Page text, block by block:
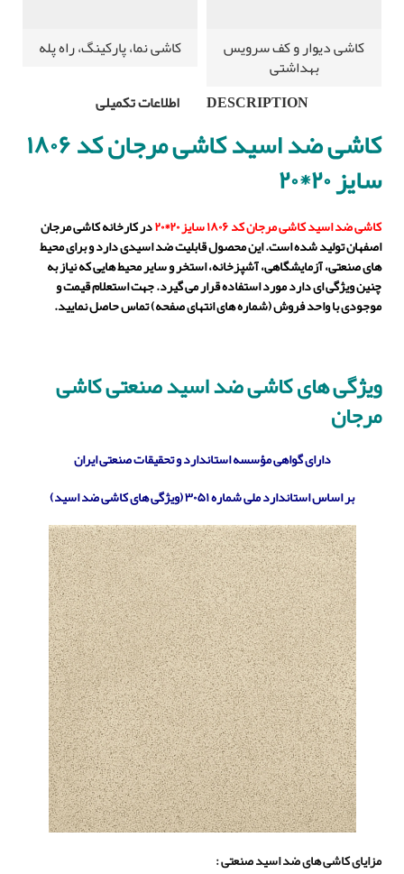
کاشی دیوار و کف سرویس
بهداشتی
کاشی نما، پارکینگ، راه پله
DESCRIPTION
اطلاعات تکمیلی
کاشی ضد اسید کاشی مرجان کد ۱۸۰۶
سایز ۲۰*۲۰
کاشیضد اسید کاشی مرجان کد ۱۸۰۶ سایز ۲۰*۲۰ در کارخانه کاشی مرجان
اصفهان تولید شده است. این محصول قابلیت ضد اسیدی دارد و برای محیط
های صنعتی، آزمایشگاهی، آشپزخانه، استخر و سایر محیط هایی که نیاز به
چنین ویژگی ای دارد مورد استفاده قرار می گیرد. جهت استعلام قیمت و
موجودی با واحد فروش (شماره های انتهای صفحه) تماس حاصل نمایید.
ویژگی های کاشی ضد اسید صنعتی کاشی
مرجان
دارای گواهی مؤسسه استاندارد و تحقیقات صنعتی ایران
بر اساس استاندارد ملی شماره ۳۰۵۱ (ویژگی های کاشی ضد اسید)
مزایای کاشی های ضد اسید صنعتی :